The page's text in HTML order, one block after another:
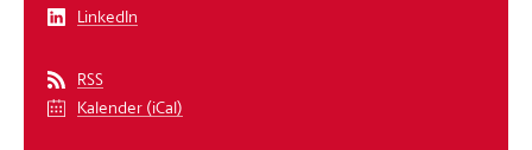
LinkedIn
RSS
Kalender (iCal)